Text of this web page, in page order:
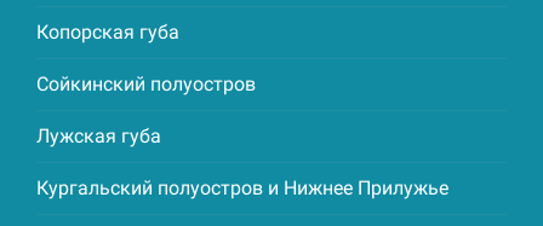
Копорская губа
Сойкинский полуостров
Лужская губа
Кургальский полуостров и Нижнее Прилужье